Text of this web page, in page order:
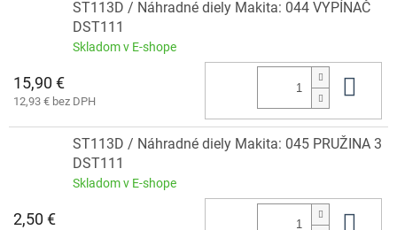
ST113D / Náhradné diely Makita: 044 VYPÍNAČ
DST111
Skladom v E-shope
15,90 €
12,93 € bez DPH
ST113D / Náhradné diely Makita: 045 PRUŽINA 3
DST111
Skladom v E-shope
2,50 €